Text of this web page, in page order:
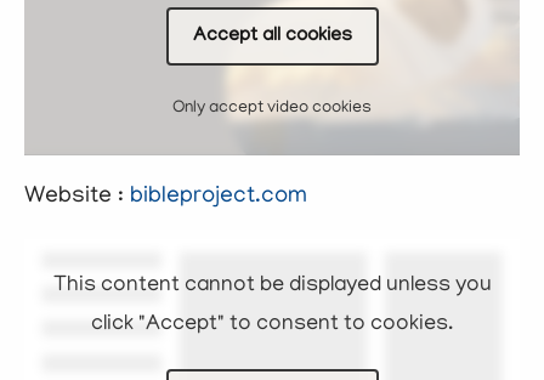
Accept all cookies
Only accept video cookies
Website : bibleproject.com
This content cannot be displayed unless you
click "Accept" to consent to cookies.